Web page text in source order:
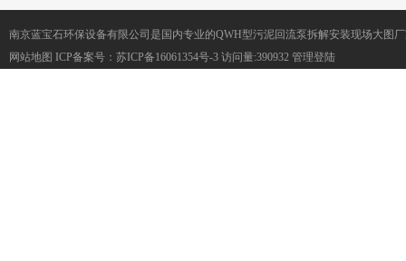
南京蓝宝石环保设备有限公司是国内专业的QWH型污泥回流泵拆解安装现场大图
网站地图 ICP备案号： 苏ICP备16061354号-3 访问量:390932 管理登陆